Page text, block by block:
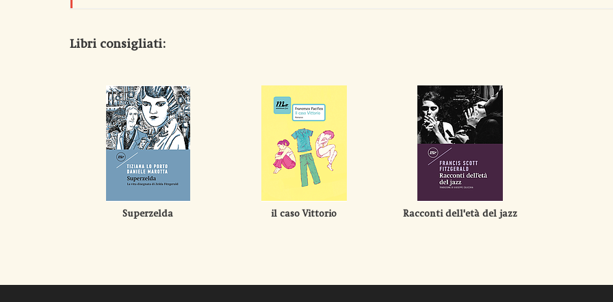
Libri consigliati:
Superzelda il caso Vittorio Racconti dell'età del jazz